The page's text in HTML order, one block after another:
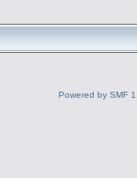
Powered by SMF